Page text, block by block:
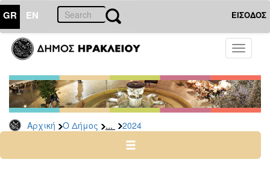
GR EN ΕΙΣΟΔΟΣ
Toggle
Αρχική Ο Δήμος ... 2024
ΔΗΜΟΣ
Δελτία
Τύπου
Αρχείο
2026
2024